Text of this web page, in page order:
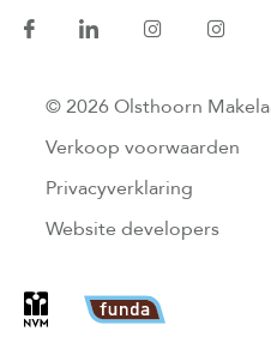
© 2026 Olsthoorn
Verkoop voorwaarden
Privacyverklaring
Website developers